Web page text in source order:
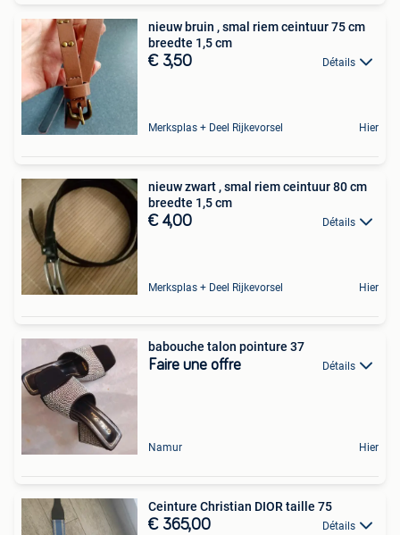
nieuw bruin , smal riem ceintuur 75 cm
breedte 1,5 cm
€ 3,50 Détails
Merksplas + Deel Rijkevorsel Hier
nieuw zwart , smal riem ceintuur 80 cm
breedte 1,5 cm
€ 4,00 Détails
Merksplas + Deel Rijkevorsel Hier
babouche talon pointure 37
Faire une offre Détails
Namur Hier
Ceinture Christian DIOR taille 75
€ 365,00 Détails